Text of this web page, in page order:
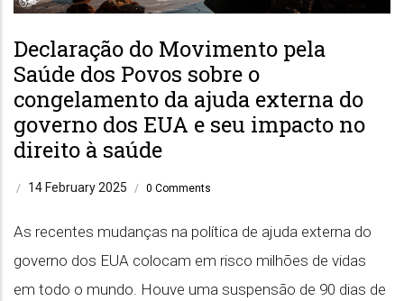
Declaração do Movimento pela
Saúde dos Povos sobre o
congelamento da ajuda externa do
governo dos EUA e seu impacto no
direito à saúde
/ 14 February 2025 / 0 Comments
As recentes mudanças na política de ajuda externa do
governo dos EUA colocam em risco milhões de vidas
em todo o mundo. Houve uma suspensão de 90 dias de